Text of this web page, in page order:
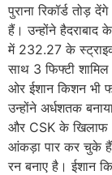
पुराना रिकॉर्ड तोड़
हैं। उन्होंने
में 232.27 के
साथ 3 फिफ्टी
ओर ईशान किशन भी
उन्होंने अर्धशतक
और CSK के खिलाफ
आंकड़ा पार कर चुके
रन बनाए है। ईशान